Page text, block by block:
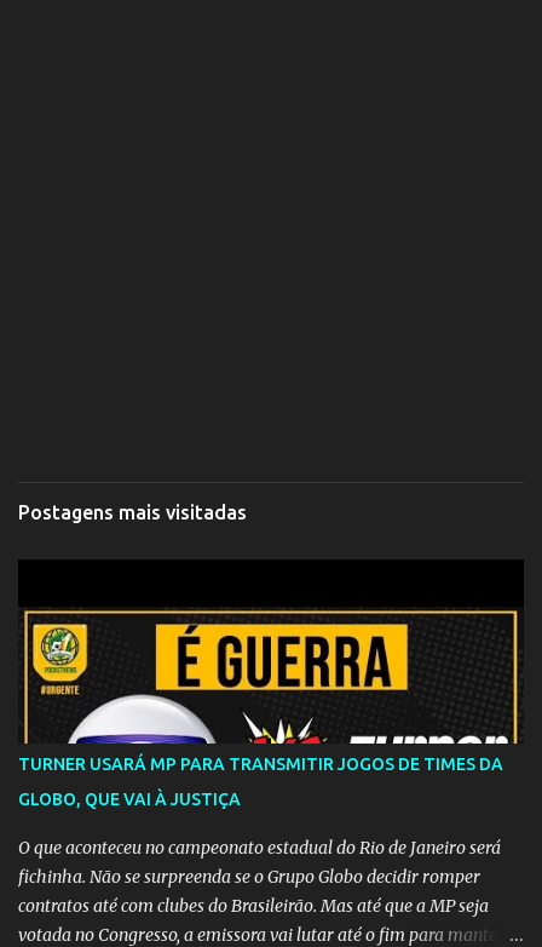
Postagens mais visitadas
TURNER USARÁ MP PARA TRANSMITIR JOGOS DE TIMES DA
GLOBO, QUE VAI À JUSTIÇA
O que aconteceu no campeonato estadual do Rio de Janeiro será
fichinha. Não se surpreenda se o Grupo Globo decidir romper
contratos até com clubes do Brasileirão. Mas até que a MP seja
votada no Congresso, a emissora vai lutar até o fim para manter o